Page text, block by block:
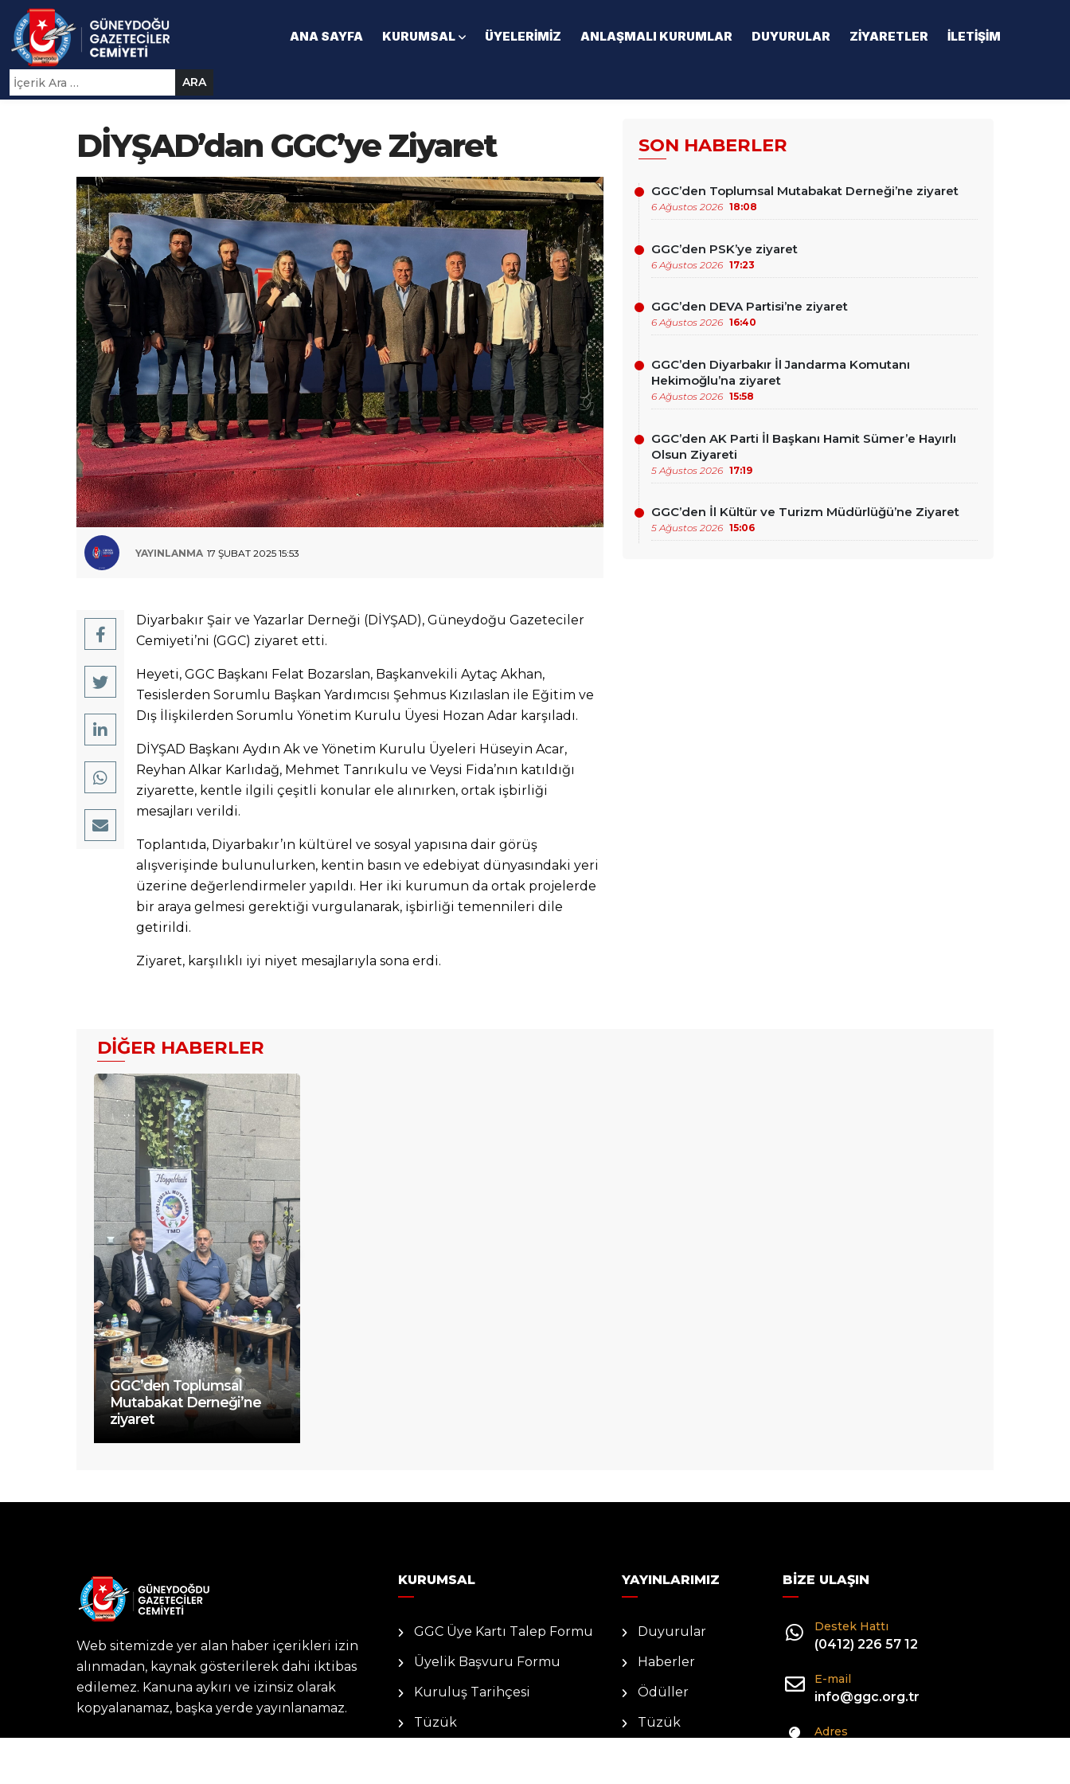
ANA SAYFA KURUMSAL ÜYELERIMIZ ANLAŞMALI KURUMLAR DUYURULAR ZIYARETLER İLETIŞIM
ARA
DİYŞAD’dan GGC’ye Ziyaret
YAYINLANMA 17 ŞUBAT 2025 15:53
Diyarbakır Şair ve Yazarlar Derneği (DİYŞAD), Güneydoğu Gazeteciler
Cemiyeti’ni (GGC) ziyaret etti.
Heyeti, GGC Başkanı Felat Bozarslan, Başkanvekili Aytaç Akhan,
Tesislerden Sorumlu Başkan Yardımcısı Şehmus Kızılaslan ile Eğitim ve
Dış İlişkilerden Sorumlu Yönetim Kurulu Üyesi Hozan Adar karşıladı.
DİYŞAD Başkanı Aydın Ak ve Yönetim Kurulu Üyeleri Hüseyin Acar,
Reyhan Alkar Karlıdağ, Mehmet Tanrıkulu ve Veysi Fida’nın katıldığı
ziyarette, kentle ilgili çeşitli konular ele alınırken, ortak işbirliği
mesajları verildi.
Toplantıda, Diyarbakır’ın kültürel ve sosyal yapısına dair görüş
alışverişinde bulunulurken, kentin basın ve edebiyat dünyasındaki yeri
üzerine değerlendirmeler yapıldı. Her iki kurumun da ortak projelerde
bir araya gelmesi gerektiği vurgulanarak, işbirliği temennileri dile
getirildi.
Ziyaret, karşılıklı iyi niyet mesajlarıyla sona erdi.
SON HABERLER
GGC’den Toplumsal Mutabakat Derneği’ne ziyaret
6 Ağustos 2026 18:08
GGC’den PSK’ye ziyaret
6 Ağustos 2026 17:23
GGC’den DEVA Partisi’ne ziyaret
6 Ağustos 2026 16:40
GGC’den Diyarbakır İl Jandarma Komutanı
Hekimoğlu’na ziyaret
6 Ağustos 2026 15:58
GGC’den AK Parti İl Başkanı Hamit Sümer’e Hayırlı
Olsun Ziyareti
5 Ağustos 2026 17:19
GGC’den İl Kültür ve Turizm Müdürlüğü’ne Ziyaret
5 Ağustos 2026 15:06
DIĞER HABERLER
GGC’den Toplumsal
Mutabakat Derneği’ne
ziyaret
Web sitemizde yer alan haber içerikleri izin
alınmadan, kaynak gösterilerek dahi iktibas
edilemez. Kanuna aykırı ve izinsiz olarak
kopyalanamaz, başka yerde yayınlanamaz.
KURUMSAL
GGC Üye Kartı Talep Formu
Üyelik Başvuru Formu
Kuruluş Tarihçesi
Tüzük
YAYINLARIMIZ
Duyurular
Haberler
Ödüller
Tüzük
BIZE ULAŞIN
Destek Hattı
(0412) 226 57 12
E-mail
info@ggc.org.tr
Adres